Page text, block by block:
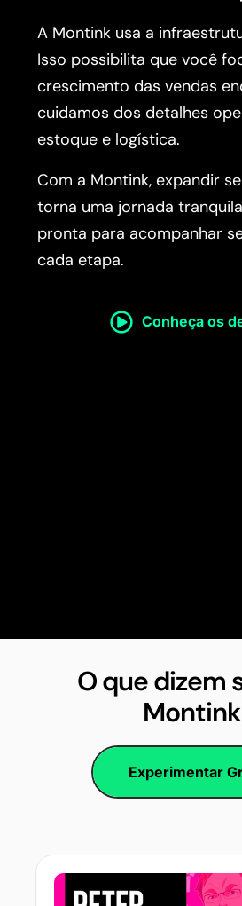
A Montink usa a
Isso possibilita que você
crescimento das vendas
cuidamos dos detalhes
estoque e logística.
Com a Montink, expandir
torna uma jornada
pronta para acompanhar
cada etapa.
Conheça os
O que dizem
Experimentar